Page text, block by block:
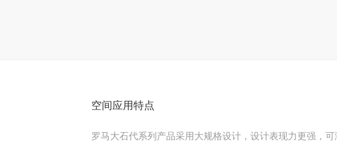
空间应用特点
罗马大石代系列产品采用大规格设计，设计表现力更强，